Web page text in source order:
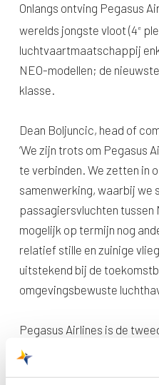
Onlangs ontving Pegasus
werelds jongste vloot (4e
luchtvaartmaatschappij
NEO-modellen; de
klasse.
Dean Boljuncic, head of
‘We zijn trots om Pegasus
te verbinden. We zetten in
samenwerking, waarbij we
passagiersvluchten tussen
mogelijk op termijn nog
relatief stille en zuinige
uitstekend bij de
omgevingsbewuste
Pegasus Airlines is de
met vluchten tussen
Antalya. Pegasus Airlines